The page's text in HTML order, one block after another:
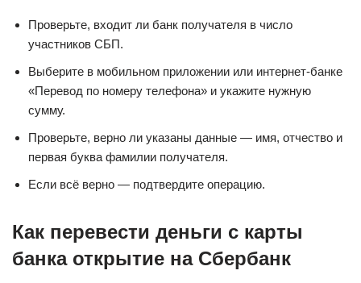
Проверьте, входит ли банк получателя в число
участников СБП.
Выберите в мобильном приложении или интернет-банке
«Перевод по номеру телефона» и укажите нужную
сумму.
Проверьте, верно ли указаны данные — имя, отчество и
первая буква фамилии получателя.
Если всё верно — подтвердите операцию.
Как перевести деньги с карты
банка открытие на Сбербанк